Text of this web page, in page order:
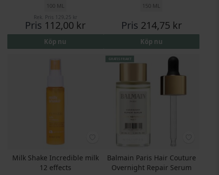
100 ML
Rek. Pris 129,25 kr
Pris 112,00 kr
Köp nu
150 ML
Pris 214,75 kr
Köp nu
Milk Shake Incredible milk
12 effects
GRATIS FRAKT
Balmain Paris Hair Couture
Overnight Repair Serum